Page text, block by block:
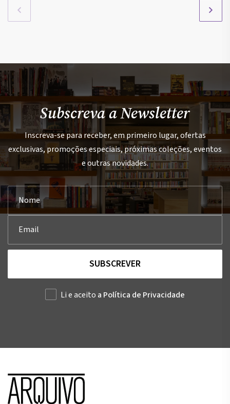
Subscreva a Newsletter
Inscreva-se para receber, em primeiro lugar, ofertas
exclusivas, promoções especiais, próximas coleções, eventos
e outras novidades.
SUBSCREVER
Li e aceito a Política de Privacidade